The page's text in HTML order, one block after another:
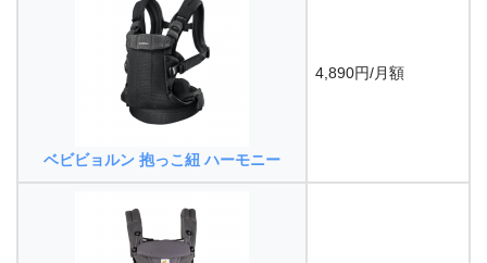
ベビビョルン 抱っこ紐 ハーモニー
4,890円/月額